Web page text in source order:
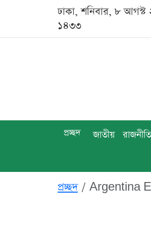
ঢাকা, শনিবার, ৮
১৪৩৩
প্রচ্ছদ জাতীয় রাজনীতি
প্রচ্ছদ Argentina